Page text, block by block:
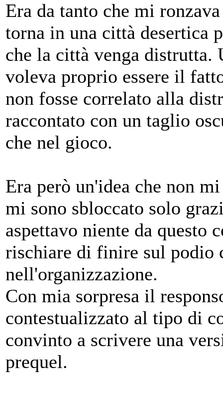
Era da tanto che mi
torna in una città desertica
che la città venga
voleva proprio essere il
non fosse correlato alla
raccontato con un taglio
che nel gioco.
Era però un'idea che non
mi sono sbloccato solo
aspettavo niente da questo
rischiare di finire sul podio
nell'organizzazione.
Con mia sorpresa il
contestualizzato al tipo di
convinto a scrivere una
prequel.